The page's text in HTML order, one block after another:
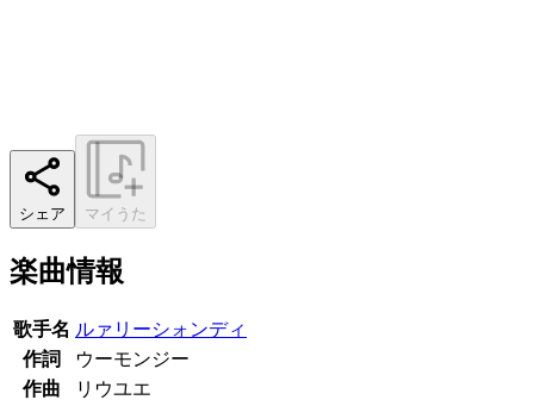
シェア マイうた
楽曲情報
歌手名 ルァリーシォンディ
作詞
ウーモンジー
作曲
リウユエ